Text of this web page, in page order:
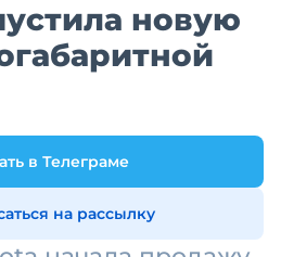
новую
в Телеграме
на рассылку